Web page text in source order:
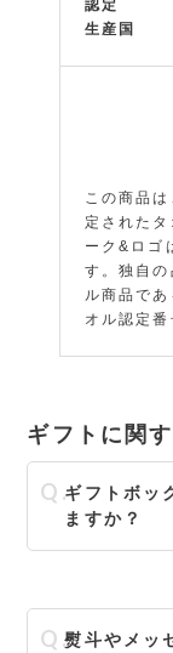
認定
生産国
この商品
定された
ーク&ロゴ
す。独自
ル商品で
オル認定
ギフトに関
ギフトボッ
ますか？
熨斗やメッ